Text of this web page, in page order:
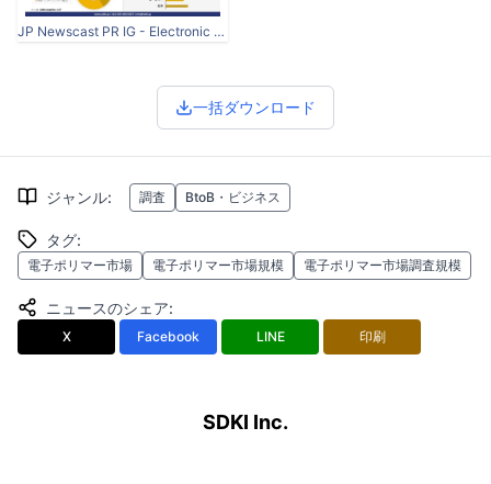
JP Newscast PR IG - Electronic Polymer Market.jpg
一括ダウンロード
ジャンル: 調査 BtoB・ビジネス
タグ:
電子ポリマー市場 電子ポリマー市場規模 電子ポリマー市場調査規模
ニュースのシェア:
X Facebook LINE 印刷
SDKI Inc.